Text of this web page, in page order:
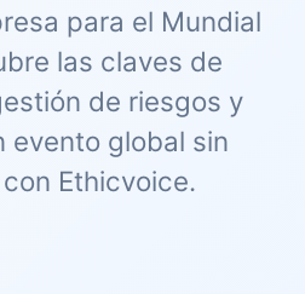
para el Mundial
las claves de
de riesgos y
evento global sin
Ethicvoice.